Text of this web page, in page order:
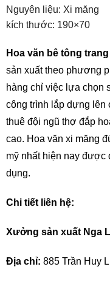
Nguyên liệu: Xi măng
kích thước: 190×70
Hoa văn bê tông
sản xuất theo phương
hàng chỉ việc lựa chọn
công trình lắp dựng lên
thuê đội ngũ thợ đắp
cao. Hoa văn xi măng
mỹ nhất hiện nay được
dụng.
Chi tiết liên hệ:
Xưởng sản xuất Nga
Địa chỉ: 885 Trần Huy